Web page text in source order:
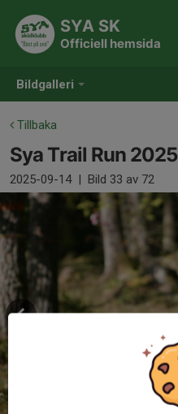
Bildgalleri
SYA SK
Officiell hemsida
Tillbaka
Sya Trail Run 2025
2025-09-14 | Bild 33 av 72